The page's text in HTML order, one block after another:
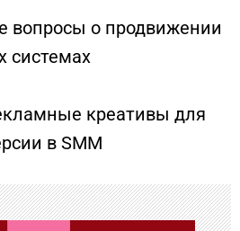
вопросы о продвижении
системах
креативы для
в SMM